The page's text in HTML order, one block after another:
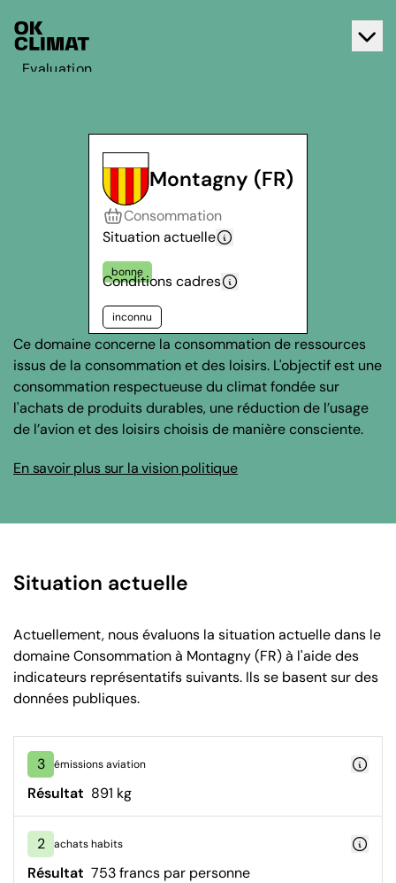
Evaluation
Montagny (FR)
Consommation
Situation actuelle
bonne
Conditions cadres
inconnu
Ce domaine concerne la consommation de ressources
issus de la consommation et des loisirs. L'objectif est une
consommation respectueuse du climat fondée sur
l'achats de produits durables, une réduction de l’usage
de l’avion et des loisirs choisis de manière consciente.
En savoir plus sur la vision politique
Situation actuelle
Actuellement, nous évaluons la situation actuelle dans le
domaine Consommation à Montagny (FR) à l'aide des
indicateurs représentatifs suivants. Ils se basent sur des
données publiques.
3 émissions aviation
Résultat 891 kg
2 achats habits
Résultat 753 francs par personne